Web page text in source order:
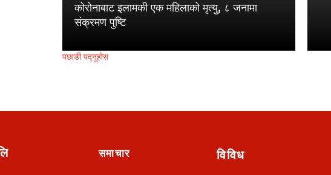
कोरोनाबाट इलामकी एक महिलाको मृत्यु, ८ जनामा
संक्रमण पुष्टि
पछाडी पद्नुहोस
समाचार विविध